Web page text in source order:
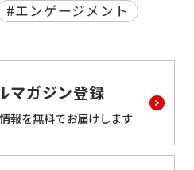
#エンゲージメント
マガジン登録
報を無料でお届けします